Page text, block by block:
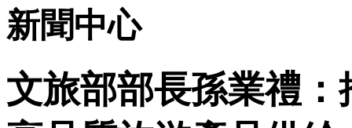
新聞中心
文旅部部長孫業禮